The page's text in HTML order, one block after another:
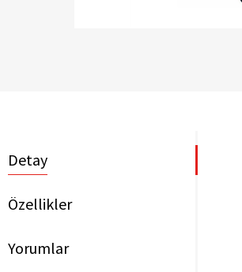
Detay
Özellikler
Yorumlar